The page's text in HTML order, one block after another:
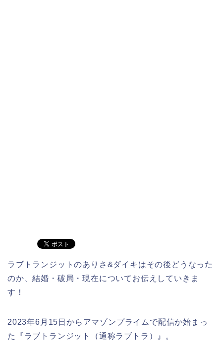
ラブトランジットのありさ&ダイキはその後どうなった
のか、結婚・破局・現在についてお伝えしていきま
す！
2023年6月15日からアマゾンプライムで配信か始まっ
た『ラブトランジット（通称ラブトラ）』。